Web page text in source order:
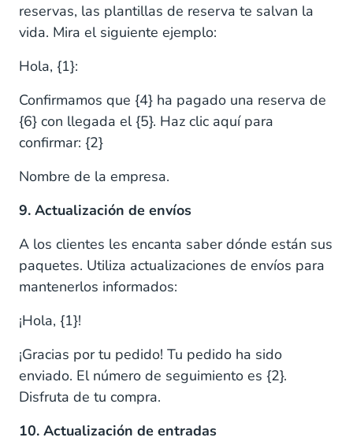
reservas, las plantillas de reserva te salvan la
vida. Mira el siguiente ejemplo:
Hola, {1}:
Confirmamos que {4} ha pagado una reserva de
{6} con llegada el {5}. Haz clic aquí para
confirmar: {2}
Nombre de la empresa.
9. Actualización de envíos
A los clientes les encanta saber dónde están sus
paquetes. Utiliza actualizaciones de envíos para
mantenerlos informados:
¡Hola, {1}!
¡Gracias por tu pedido! Tu pedido ha sido
enviado. El número de seguimiento es {2}.
Disfruta de tu compra.
10. Actualización de entradas